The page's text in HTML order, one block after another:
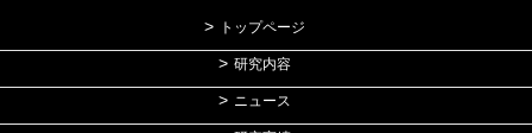
トップページ
研究内容
ニュース